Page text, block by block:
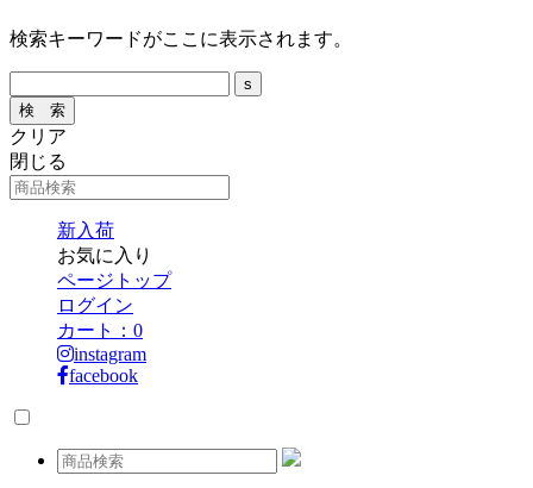
検索キーワードがここに表示されます。
クリア
閉じる
新入荷
お気に入り
ページトップ
ログイン
カート： 0
instagram
facebook